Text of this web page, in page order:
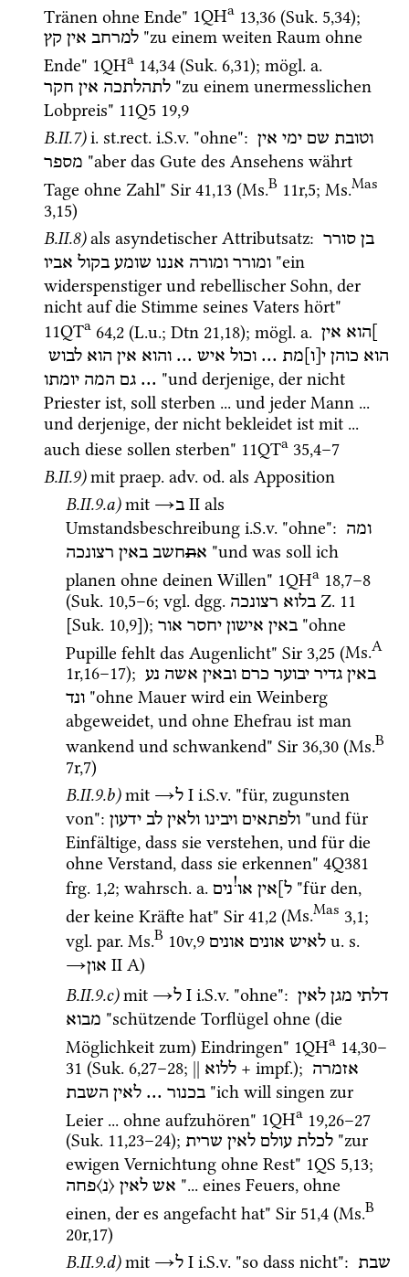
Tränen ohne Ende" 1QHa 13,36 (Suk. 5,34)
למרחב אין קץ
"zu einem weiten Raum ohne
Ende" 1QHa 14,34 (Suk. 6,31); mögl. a.
לתהלתכה אין חקר
"zu einem unermesslichen
Lobpreis" 11Q5 19,9
B.II.7)i. st.rect. i.S.v. "ohne": וטובת שם ימי אין
מספר "aber das Gute des Ansehens währt
Tage ohne Zahl" Sir 41,13 (Ms.B 11r,5; Ms.Mas
3,15)
B.II.8)als asyndetischer Attributsatz: בן סורר
ומורר ומורה אננו שומע בקול אביו
"ein
widerspenstiger und rebellischer Sohn, der
11QTa 64,2 (L.u.; Dtn 21,18); mögl. a. ]הוא אין
הוא כוהן י[ו]מת ... וכול איש ... והוא אין הוא לבוש
... גם המה יומתו
"und derjenige, der nicht
Priester ist, soll sterben ... und jeder Mann ...
und derjenige, der nicht bekleidet ist mit ...
auch diese sollen sterben" 11QTa 35,4–7
B.II.9)mit praep. adv. od. als Apposition
B.II.9.a)mit →ב ‎ II als
Umstandsbeschreibung i.S.v. "ohne": ומה
אתחשב באין רצונכה
"und was soll ich
planen ohne deinen Willen" 1QHa 18,7–8
(Suk. 10,5–6; vgl. dgg. בלוא רצונכה Z. 11
[Suk. 10,9]); באין אישון יחסר אור
"ohne
Pupille fehlt das Augenlicht" Sir 3,25 (Ms.A
1r,16–17); באין גדיר יבוער כרם ובאין אשה נע
ונד "ohne Mauer wird ein Weinberg
abgeweidet, und ohne Ehefrau ist man
wankend und schwankend" Sir 36,30 (Ms.B
7r,7)
B.II.9.b)mit →ל ‎ I i.S.v. "für, zugunsten
von": ולפתאים ויבינו ולאין לב ידעון
"und für
Einfältige, dass sie verstehen, und für die
ohne Verstand, dass sie erkennen" 4Q381
frg. 1,2; wahrsch. a. ל]אין או!נים
"für den,
der keine Kräfte hat" Sir 41,2 (Ms.Mas 3,1
vgl. par. Ms.B 10v,9 לאיש אונים אונים u. s.
→און ‎ II A)
B.II.9.c)mit →ל ‎ I i.S.v. "ohne": דלתי מגן לאין
מבוא "schützende Torflügel ohne (die
Möglichkeit zum) Eindringen" 1QHa 14,30–
31 (Suk. 6,27–28; || ללוא + impf.); אזמרה
בכנור ... לאין השבת
"ich will singen zur
Leier ... ohne aufzuhören" 1QHa 19,26–27
(Suk. 11,23–24); לכלת עולם לאין שרית
"zur
ewigen Vernichtung ohne Rest" 1QS 5,13
אש לאין 〈נ〉פחה
"... eines Feuers, ohne
einen, der es angefacht hat" Sir 51,4 (Ms.B
20r,17)
B.II.9.d)mit →ל ‎ I i.S.v. "so dass nicht": שבת